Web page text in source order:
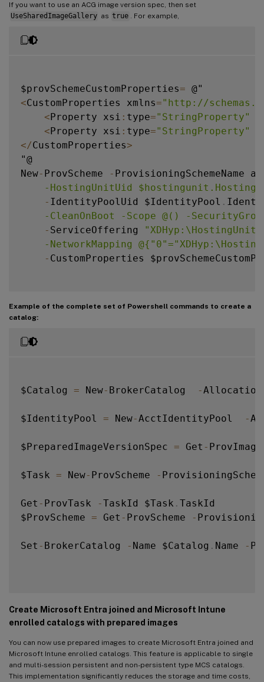
If you want to use an ACG image version spec, then set
UseSharedImageGallery as true . For example,
$provSchemeCustomProperties=
<CustomProperties xmlns="http://
< Property xsi : type="StringProperty"
< Property xsi : type="StringProperty"
</CustomProperties>
"@
New- ProvScheme - ProvisioningSchemeName
-HostingUnitUid
- IdentityPoolUid $IdentityPool .
-CleanOnBoot -Scope @() -
- ServiceOffering
-NetworkMapping
- CustomProperties
Example of the complete set of Powershell commands to create a
catalog:
$Catalog = New- BrokerCatalog -
$IdentityPool = New-AcctIdentityPool -
$PreparedImageVersionSpec = Get -
$Task = New- ProvScheme -
Get - ProvTask -TaskId $Task . TaskId
$ProvScheme = Get - ProvScheme -
Set - BrokerCatalog - Name $Catalog . Name -
Create Microsoft Entra joined and Microsoft Intune
enrolled catalogs with prepared images
You can now use prepared images to create Microsoft Entra joined and
Microsoft Intune enrolled catalogs. This feature is applicable to single
and multi-session persistent and non-persistent type MCS catalogs.
This implementation significantly reduces the storage and time costs,